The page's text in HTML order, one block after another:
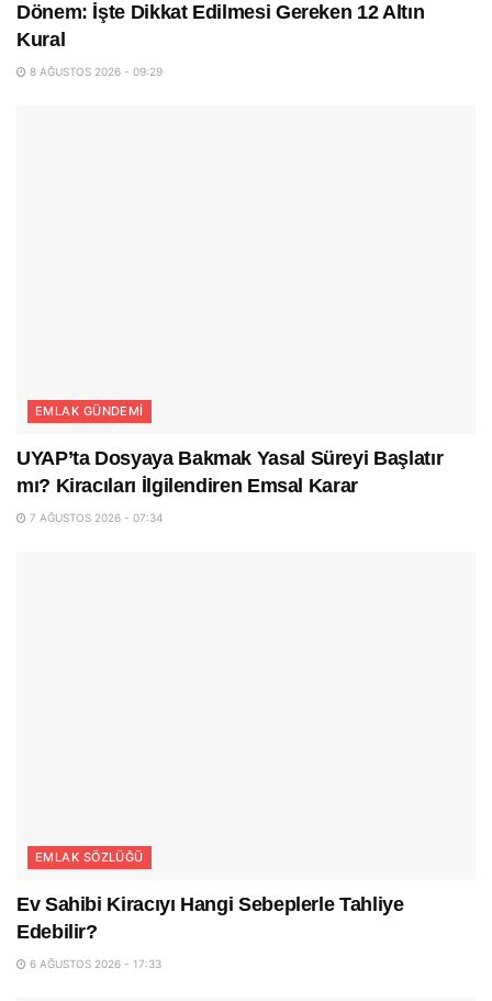
Dönem: İşte Dikkat Edilmesi Gereken 12 Altın
Kural
8 AĞUSTOS 2026 - 09:29
EMLAK GÜNDEMI
UYAP’ta Dosyaya Bakmak Yasal Süreyi Başlatır
mı? Kiracıları İlgilendiren Emsal Karar
7 AĞUSTOS 2026 - 07:34
EMLAK SÖZLÜĞÜ
Ev Sahibi Kiracıyı Hangi Sebeplerle Tahliye
Edebilir?
6 AĞUSTOS 2026 - 17:33